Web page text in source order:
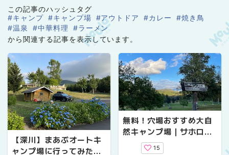
この記事のハッシュタグ
#キャンプ #キャンプ場 #アウトドア #カレー
#焼き鳥
#温泉
#中華料理
#ラーメン
から関連する記事を表示しています。
【深川】まあぶオートキ
ャンプ場に行ってみた！
無料！穴場おすすめ大自
然キャンプ場｜サホロ湖
キャンプ場
15